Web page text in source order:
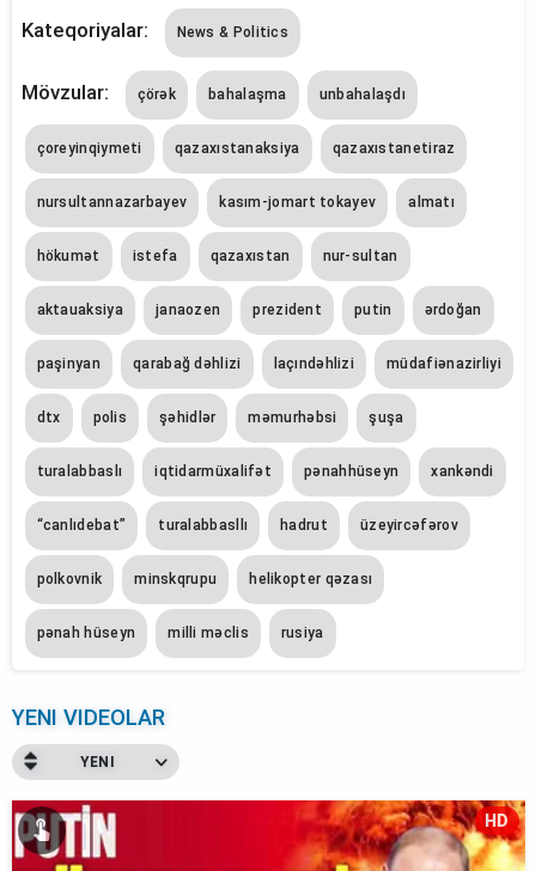
Kateqoriyalar: News & Politics
Mövzular: çörək bahalaşma unbahalaşdı
çoreyinqiymeti qazaxıstanaksiya qazaxıstanetiraz
nursultannazarbayev kasım-jomart tokayev almatı
hökumət istefa qazaxıstan nur-sultan
aktauaksiya janaozen prezident putin ərdoğan
paşinyan qarabağ dəhlizi laçındəhlizi müdafiənazirliyi
dtx polis şəhidlər məmurhəbsi şuşa
turalabbaslı iqtidarmüxalifət pənahhüseyn xankəndi
“canlıdebat” turalabbasllı hadrut üzeyircəfərov
polkovnik minskqrupu helikopter qəzası
pənah hüseyn milli məclis rusiya
YENI VIDEOLAR
YENI
HD